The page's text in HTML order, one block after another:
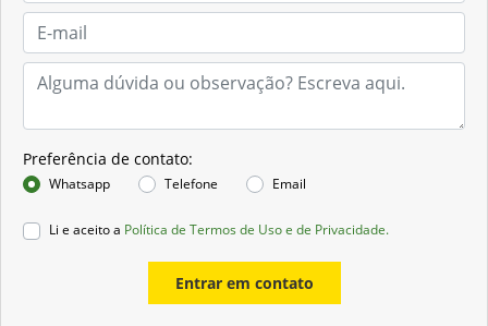
Preferência de contato:
Whatsapp Telefone Email
Li e aceito a Política de Termos de Uso e de Privacidade.
Entrar em contato